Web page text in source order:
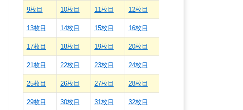
9枚目 10枚目 11枚目 12枚目
13枚目 14枚目 15枚目 16枚目
17枚目 18枚目 19枚目 20枚目
21枚目 22枚目 23枚目 24枚目
25枚目 26枚目 27枚目 28枚目
29枚目 30枚目 31枚目 32枚目